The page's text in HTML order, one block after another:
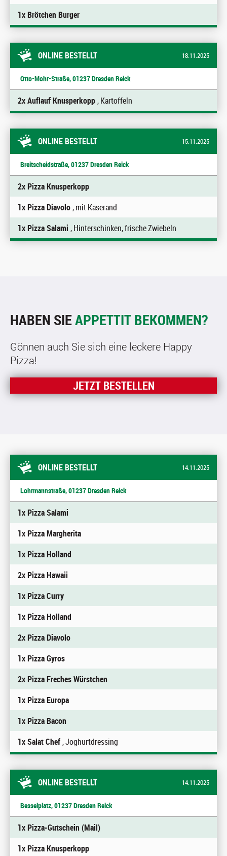
1x Brötchen Burger
ONLINE BESTELLT 18.11.2025
Otto-Mohr-Straße, 01237 Dresden Reick
2x Auflauf Knusperkopp, Kartoffeln
ONLINE BESTELLT 15.11.2025
Breitscheidstraße, 01237 Dresden Reick
2x Pizza Knusperkopp
1x Pizza Diavolo, mit Käserand
1x Pizza Salami , Hinterschinken, frische Zwiebeln
HABEN SIEAPPETTIT BEKOMMEN?
Gönnen auch Sie sich eine leckere Happy
Pizza!
JETZT BESTELLEN
ONLINE BESTELLT 14.11.2025
Lohrmannstraße, 01237 Dresden Reick
1x Pizza Salami
1x Pizza Margherita
1x Pizza Holland
2x Pizza Hawaii
1x Pizza Curry
1x Pizza Holland
2x Pizza Diavolo
1x Pizza Gyros
2x Pizza Freches Würstchen
1x Pizza Europa
1x Pizza Bacon
1x Salat Chef, Joghurtdressing
ONLINE BESTELLT 14.11.2025
Besselplatz, 01237 Dresden Reick
1x Pizza-Gutschein (Mail)
1x Pizza Knusperkopp